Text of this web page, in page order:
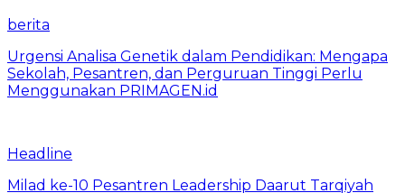
berita
Urgensi Analisa Genetik dalam Pendidikan: Mengapa
Sekolah, Pesantren, dan Perguruan Tinggi Perlu
Menggunakan PRIMAGEN.id
Headline
Milad ke-10 Pesantren Leadership Daarut Tarqiyah